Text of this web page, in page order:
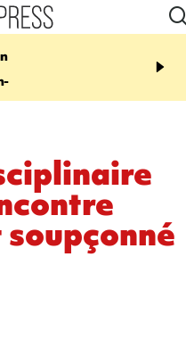
08:11
de cartes à